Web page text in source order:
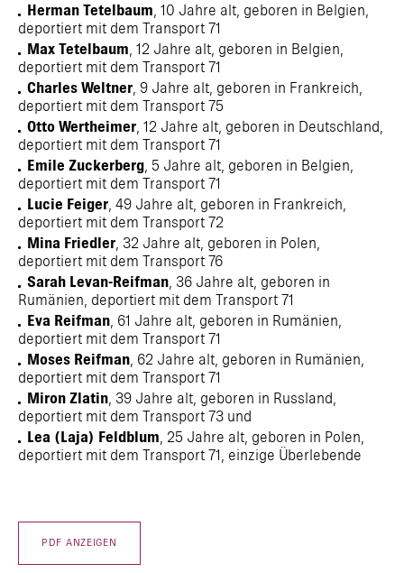
Herman Tetelbaum, 10 Jahre alt, geboren in Belgien,
deportiert mit dem Transport 71
Max Tetelbaum, 12 Jahre alt, geboren in Belgien,
deportiert mit dem Transport 71
Charles Weltner, 9 Jahre alt, geboren in Frankreich,
deportiert mit dem Transport 75
Otto Wertheimer, 12 Jahre alt, geboren in Deutschland,
deportiert mit dem Transport 71
Emile Zuckerberg, 5 Jahre alt, geboren in Belgien,
deportiert mit dem Transport 71
Lucie Feiger, 49 Jahre alt, geboren in Frankreich,
deportiert mit dem Transport 72
Mina Friedler, 32 Jahre alt, geboren in Polen,
deportiert mit dem Transport 76
Sarah Levan-Reifman, 36 Jahre alt, geboren in
Rumänien, deportiert mit dem Transport 71
Eva Reifman, 61 Jahre alt, geboren in Rumänien,
deportiert mit dem Transport 71
Moses Reifman, 62 Jahre alt, geboren in Rumänien,
deportiert mit dem Transport 71
Miron Zlatin, 39 Jahre alt, geboren in Russland,
deportiert mit dem Transport 73 und
Lea (Laja) Feldblum, 25 Jahre alt, geboren in Polen,
deportiert mit dem Transport 71, einzige Überlebende
PDF ANZEIGEN